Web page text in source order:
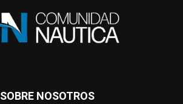
SOBRE NOSOTROS